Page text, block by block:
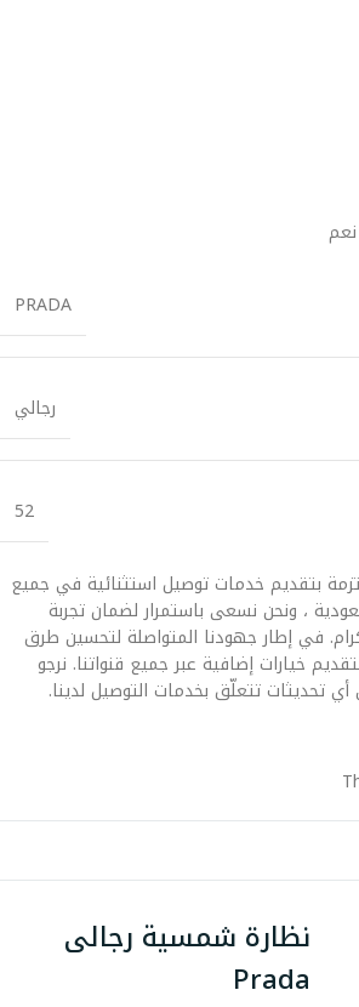
نعم
PRADA
رجالي
52
بتقديم خدمات توصيل استثنائية في جميع
، ونحن نسعى باستمرار لضمان تجربة
في إطار جهودنا المتواصلة لتحسين طرق
خيارات إضافية عبر جميع قنواتنا. نرجو
تحديثات تتعلّق بخدمات التوصيل لدينا.
نظارة شمسية رجالى
Prada